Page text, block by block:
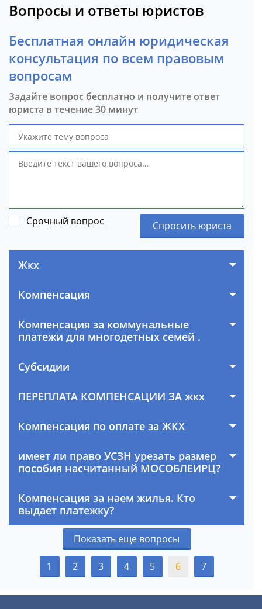
Вопросы и ответы юристов
Бесплатная онлайн юридическая
консультация по всем правовым
вопросам
Задайте вопрос бесплатно и получите ответ
юриста в течение 30 минут
Срочный вопрос Спросить юриста
Жкх
Компенсация
Компенсация за коммунальные
платежи для многодетных семей .
Субсидии
ПЕРЕПЛАТА КОМПЕНСАЦИИ ЗА жкх
Компенсация по оплате за ЖКХ
имеет ли право УСЗН урезать размер
пособия насчитанный МОСОБЛЕИРЦ?
Компенсация за наем жилья. Кто
выдает платежку?
Показать еще вопросы
1 2 3 4 5 6 7